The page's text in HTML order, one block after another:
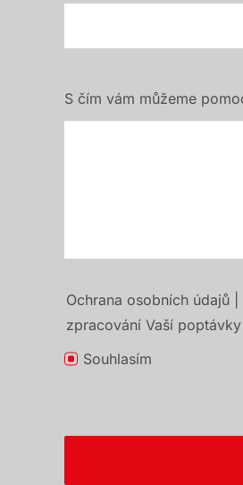
S čím vám můžeme
Ochrana osobních údajů
zpracování Vaší
Souhlasím